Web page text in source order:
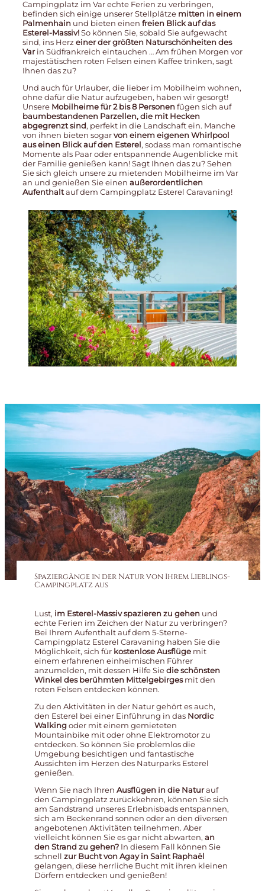
Campingplatz im Var echte Ferien zu verbringen,
befinden sich einige unserer Stellplätze mitten in einem
Palmenhain und bieten einen freien Blick auf das
Esterel-Massiv!So können Sie, sobald Sie aufgewacht
sind, ins Herz einer der größten Naturschönheiten des
Varin Südfrankreich eintauchen … Am frühen Morgen vor
majestätischen roten Felsen einen Kaffee trinken, sagt
Ihnen das zu?
Und auch für Urlauber, die lieber im Mobilheim wohnen,
ohne dafür die Natur aufzugeben, haben wir gesorgt!
Unsere Mobilheime für 2 bis 8 Personenfügen sich auf
baumbestandenen Parzellen, die mit Hecken
abgegrenzt sind, perfekt in die Landschaft ein. Manche
von ihnen bieten sogarvon einem eigenen Whirlpool
aus einen Blick auf den Esterel, sodass man romantische
Momente als Paar oder entspannende Augenblicke mit
der Familie genießen kann! Sagt Ihnen das zu? Sehen
Sie sich gleich unsere zu mietenden Mobilheime im Var
an und genießen Sie einen außerordentlichen
Aufenthaltauf dem Campingplatz Esterel Caravaning!
Spaziergänge in der Natur von Ihrem Lieblings-
Campingplatz aus
Lust, im Esterel-Massiv spazieren zu gehen und
echte Ferien im Zeichen der Natur zu verbringen?
Bei Ihrem Aufenthalt auf dem 5-Sterne-
Campingplatz Esterel Caravaning haben Sie die
Möglichkeit, sich für kostenlose Ausflüge mit
einem erfahrenen einheimischen Führer
anzumelden, mit dessen Hilfe Siedie schönsten
Winkel des berühmten Mittelgebirgesmit den
roten Felsen entdecken können.
Zu den Aktivitäten in der Natur gehört es auch,
den Esterel bei einer Einführung in das Nordic
Walkingoder mit einem gemieteten
Mountainbike mit oder ohne Elektromotor zu
entdecken. So können Sie problemlos die
Umgebung besichtigen und fantastische
Aussichten im Herzen des Naturparks Esterel
genießen.
Wenn Sie nach Ihren Ausflügen in die Naturauf
den Campingplatz zurückkehren, können Sie sich
am Sandstrand unseres Erlebnisbads entspannen,
sich am Beckenrand sonnen oder an den diversen
angebotenen Aktivitäten teilnehmen. Aber
vielleicht können Sie es gar nicht abwarten, an
den Strand zu gehen? In diesem Fall können Sie
schnell zur Bucht von Agay in Saint Raphaël
gelangen, diese herrliche Bucht mit ihren kleinen
Dörfern entdecken und genießen!